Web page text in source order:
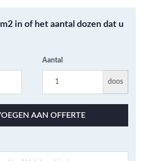
in of het aantal dozen dat u
Aantal
doos
AAN OFFERTE